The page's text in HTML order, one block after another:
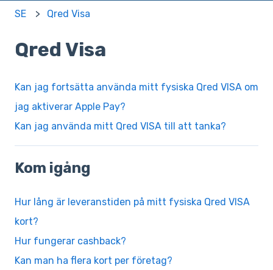
SE Qred Visa
Qred Visa
Kan jag fortsätta använda mitt fysiska Qred VISA om
jag aktiverar Apple Pay?
Kan jag använda mitt Qred VISA till att tanka?
Kom igång
Hur lång är leveranstiden på mitt fysiska Qred VISA
kort?
Hur fungerar cashback?
Kan man ha flera kort per företag?